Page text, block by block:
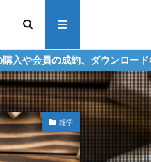
ンロードなどからの収益化を
雑学